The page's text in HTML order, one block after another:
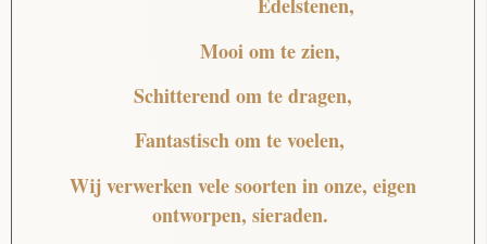
Edelstenen,
Mooiom te zien,
Schitterendom te dragen,
Fantastischom te voelen,
Wij verwerken vele soorten in onze, eigen
ontworpen, sieraden.